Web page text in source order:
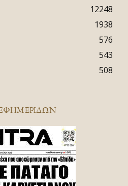
12248
1938
576
543
508